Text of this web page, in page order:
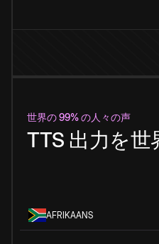
世界の 99% の人々の声
TTS 出力を世
AFRIKAANS